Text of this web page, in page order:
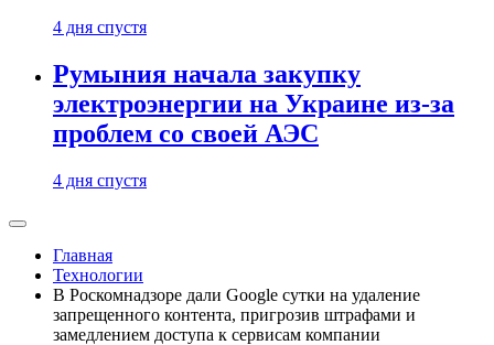
4 дня спустя
Румыния начала закупку
электроэнергии на Украине из-за
проблем со своей АЭС
4 дня спустя
Главная
Технологии
В Роскомнадзоре дали Google сутки на удаление
запрещенного контента, пригрозив штрафами и
замедлением доступа к сервисам компании